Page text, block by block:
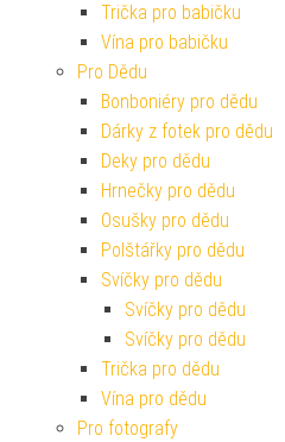
Trička pro babičku
Vína pro babičku
Pro Dědu
Bonboniéry pro dědu
Dárky z fotek pro dědu
Deky pro dědu
Hrnečky pro dědu
Osušky pro dědu
Polštářky pro dědu
Svíčky pro dědu
Svíčky pro dědu
Svíčky pro dědu
Trička pro dědu
Vína pro dědu
Pro fotografy